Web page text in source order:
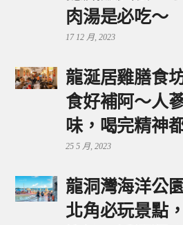
肉湯是必吃～
17 12 月, 2023
龍涎居雞膳食
食好補阿～人
味，喝完精神
25 5 月, 2023
龍洞灣海洋公
北角必玩景點